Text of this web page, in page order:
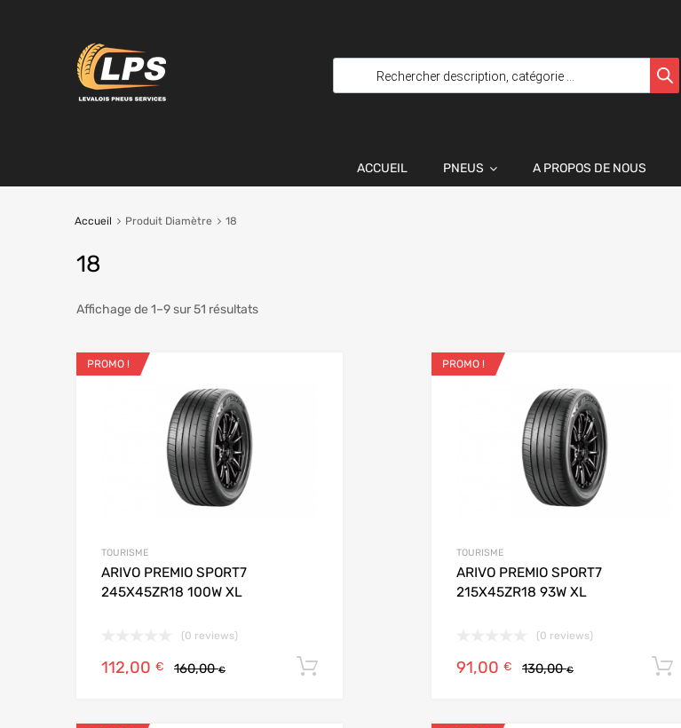
ACCUEIL PNEUS A PROPOS DE NOUS
Accueil Produit Diamètre 18
18
Affichage de 1–9 sur 51 résultats
PROMO !
TOURISME
ARIVO PREMIO SPORT7
245X45ZR18 100W XL
(0 reviews)
160,00€
112,00 € Ajouter au panier
PROMO !
TOURISME
ARIVO PREMIO SPORT7
215X45ZR18 93W XL
(0 reviews)
130,00€
91,00 €